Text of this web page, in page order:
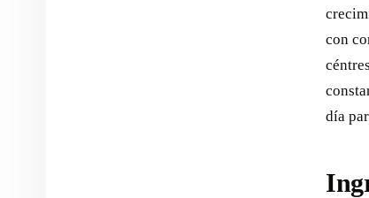
con
día